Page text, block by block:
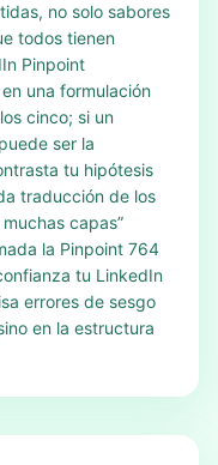
no solo sabores
todos tienen
Pinpoint
una formulación
cinco; si un
ser la
tu hipótesis
traducción de los
capas”
la Pinpoint 764
tu LinkedIn
errores de sesgo
en la estructura